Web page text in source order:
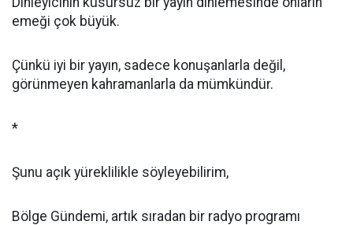
emeği çok büyük.
Çünkü iyi bir yayın, sadece konuşanlarla değil,
görünmeyen kahramanlarla da mümkündür.
*
Şunu açık yüreklilikle söyleyebilirim,
Bölge Gündemi, artık sıradan bir radyo programı